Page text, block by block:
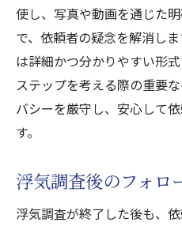
使し、写真や動画を通じた
で、依頼者の疑念を解消し
は詳細かつ分かりやすい形
ステップを考える際の重要
バシーを厳守し、安心して
す。
浮気調査後のフォロ
浮気調査が終了した後も、